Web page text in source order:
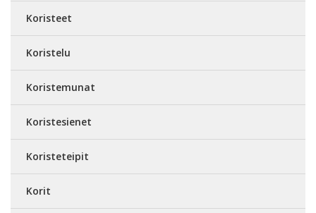
Koristeet
Koristelu
Koristemunat
Koristesienet
Koristeteipit
Korit